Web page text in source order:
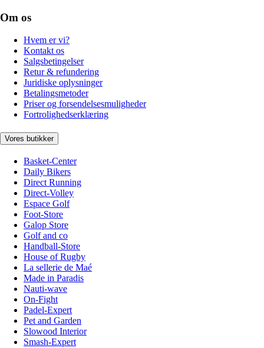
Om os
Hvem er vi?
Kontakt os
Salgsbetingelser
Retur & refundering
Juridiske oplysninger
Betalingsmetoder
Priser og forsendelsesmuligheder
Fortrolighedserklæring
Vores butikker
Basket-Center
Daily Bikers
Direct Running
Direct-Volley
Espace Golf
Foot-Store
Galop Store
Golf and co
Handball-Store
House of Rugby
La sellerie de Maé
Made in Paradis
Nauti-wave
On-Fight
Padel-Expert
Pet and Garden
Slowood Interior
Smash-Expert